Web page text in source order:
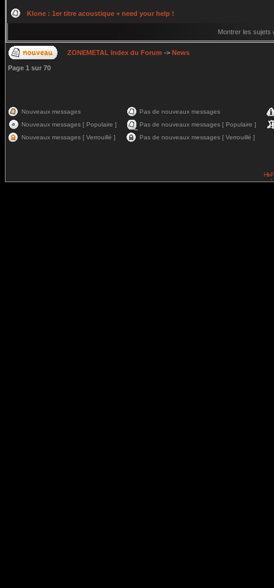
Klone : 1er titre acoustique + need your help !
Montrer les sujets
ZONEMETAL Index du Forum -> News
Page 1 sur 70
Nouveaux messages
Pas de nouveaux messages
Nouveaux messages [ Populaire ]
Pas de nouveaux messages [ Populaire ]
Nouveaux messages [ Verrouillé ]
Pas de nouveaux messages [ Verrouillé ]